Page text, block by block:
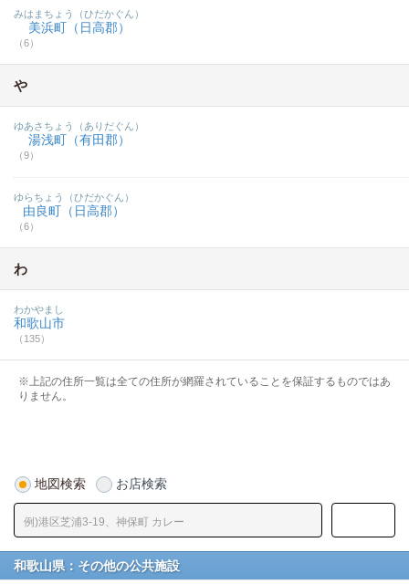
美浜町（日高郡）
（6）
みはまちょう（ひだかぐん）
や
湯浅町（有田郡）
（9）
ゆあさちょう（ありだぐん）
由良町（日高郡）
（6）
ゆらちょう（ひだかぐん）
わ
和歌山市
（135）
わかやまし
※上記の住所一覧は全ての住所が網羅されていることを保証するものではあ
りません。
地図検索 お店検索
和歌山県：その他の公共施設